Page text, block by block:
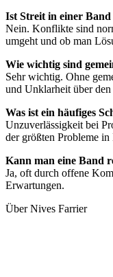
Ist Streit in einer Band
Nein. Konflikte sind
umgeht und ob man
Wie wichtig sind
Sehr wichtig. Ohne
und Unklarheit über den
Was ist ein häufiges
Unzuverlässigkeit bei
der größten Probleme in
Kann man eine Band
Ja, oft durch offene
Erwartungen.
Über Nives Farrier